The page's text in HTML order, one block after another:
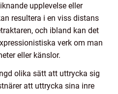
upplevelse eller
resultera i en viss distans
och ibland kan det
verk om man
eller känslor.
olika sätt att uttrycka sig
att uttrycka sina inre